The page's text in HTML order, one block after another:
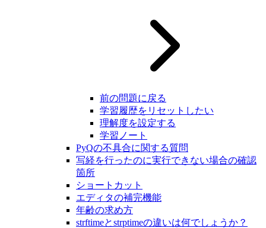
前の問題に戻る
学習履歴をリセットしたい
理解度を設定する
学習ノート
PyQの不具合に関する質問
写経を行ったのに実行できない場合の確認
箇所
ショートカット
エディタの補完機能
年齢の求め方
strftimeとstrptimeの違いは何でしょうか？